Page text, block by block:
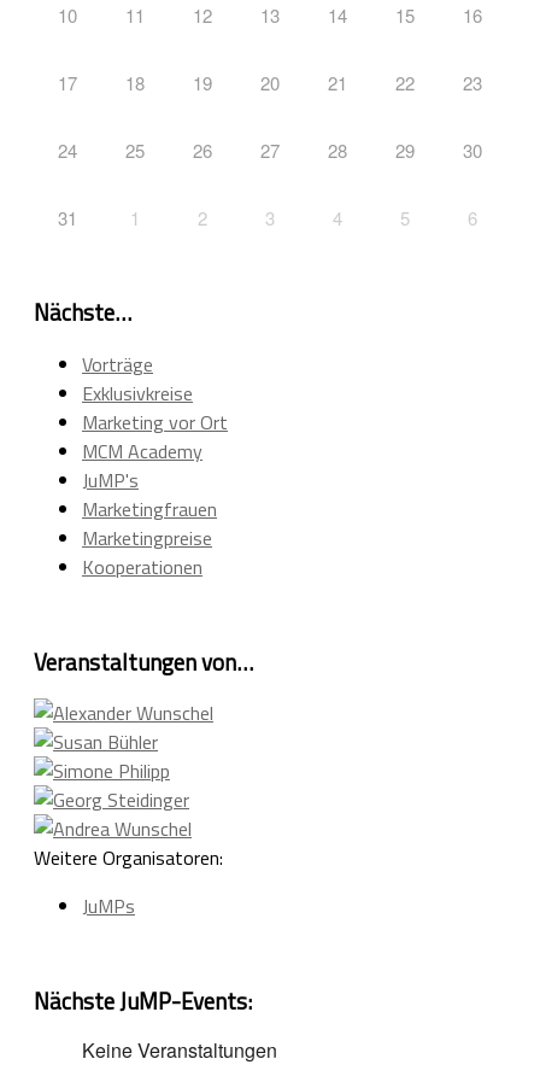
10 11 12 13 14 15 16
17 18 19 20 21 22 23
24 25 26 27 28 29 30
31 1 2 3 4 5 6
Nächste…
Vorträge
Exklusivkreise
Marketing vor Ort
MCM Academy
JuMP's
Marketingfrauen
Marketingpreise
Kooperationen
Veranstaltungen von…
Weitere Organisatoren:
JuMPs
Nächste JuMP-Events:
Keine Veranstaltungen